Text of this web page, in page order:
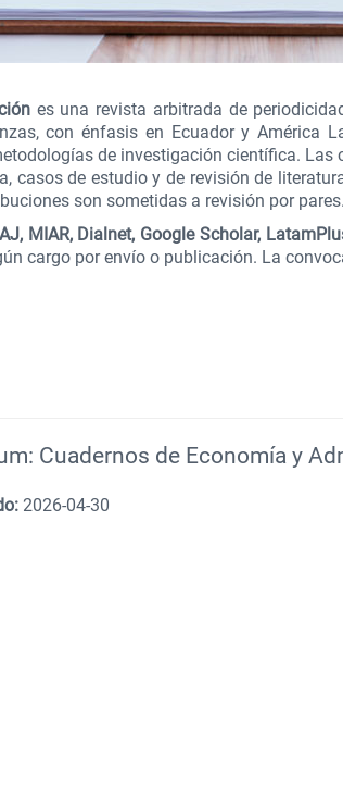
es una revista arbitrada de
con énfasis en Ecuador y América
de investigación científica. Las
de estudio y de revisión de
son sometidas a revisión por pares.
MIAR, Dialnet, Google Scholar,
cargo por envío o publicación. La
Cuadernos de Economía y
2026-04-30